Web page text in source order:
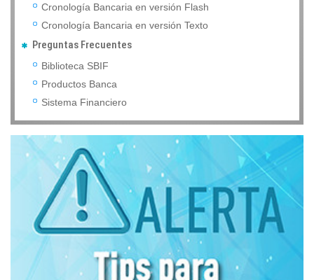
Cronología Bancaria en versión Flash
Cronología Bancaria en versión Texto
Preguntas Frecuentes
Biblioteca SBIF
Productos Banca
Sistema Financiero